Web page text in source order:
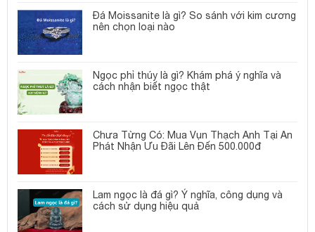
Đá Moissanite là gì? So sánh với kim cương
nên chọn loại nào
Ngọc phỉ thúy là gì? Khám phá ý nghĩa và
cách nhận biết ngọc thật
Chưa Từng Có: Mua Vụn Thạch Anh Tại An
Phát Nhận Ưu Đãi Lên Đến 500.000đ
Lam ngọc là đá gì? Ý nghĩa, công dụng và
cách sử dụng hiệu quả